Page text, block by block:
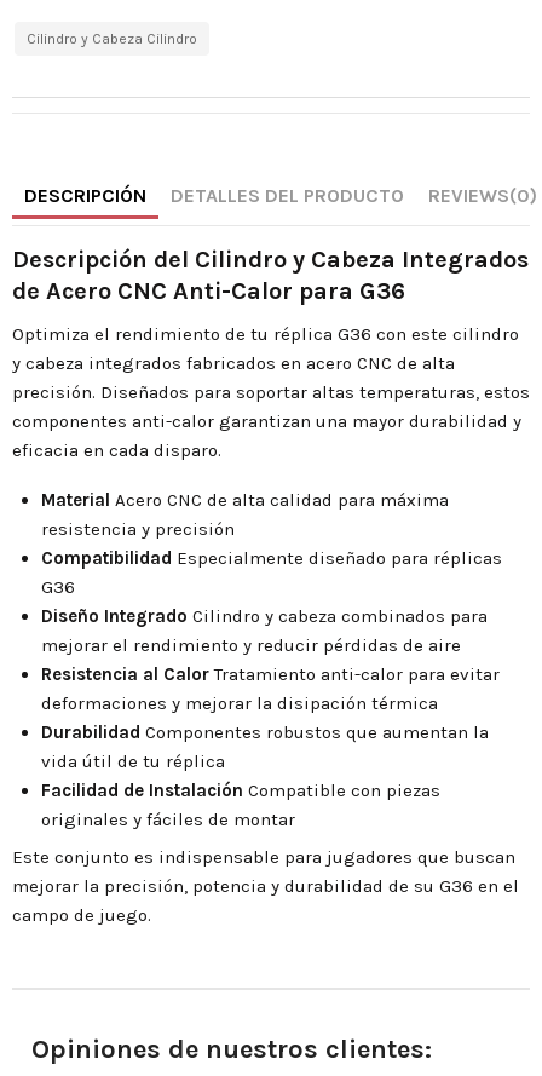
Cilindro y Cabeza Cilindro
DESCRIPCIÓN DETALLES DEL PRODUCTO REVIEWS(0)
Descripción del Cilindro y Cabeza Integrados
de Acero CNC Anti-Calor para G36
Optimiza el rendimiento de tu réplica G36 con este cilindro
y cabeza integrados fabricados en acero CNC de alta
precisión. Diseñados para soportar altas temperaturas, estos
componentes anti-calor garantizan una mayor durabilidad y
eficacia en cada disparo.
Material Acero CNC de alta calidad para máxima
resistencia y precisión
Compatibilidad Especialmente diseñado para réplicas
G36
Diseño Integrado Cilindro y cabeza combinados para
mejorar el rendimiento y reducir pérdidas de aire
Resistencia al CalorTratamiento anti-calor para evitar
deformaciones y mejorar la disipación térmica
Durabilidad Componentes robustos que aumentan la
vida útil de tu réplica
Facilidad de Instalación Compatible con piezas
originales y fáciles de montar
Este conjunto es indispensable para jugadores que buscan
mejorar la precisión, potencia y durabilidad de su G36 en el
campo de juego.
Opiniones de nuestros clientes: